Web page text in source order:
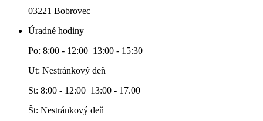
03221 Bobrovec
Úradné hodiny
Po: 8:00 - 12:00 13:00 - 15:30
Ut: Nestránkový deň
St: 8:00 - 12:00 13:00 - 17.00
Št: Nestránkový deň